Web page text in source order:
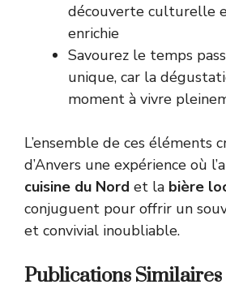
découverte culturelle
enrichie
Savourez le temps
unique, car la
moment à vivre
L’ensemble de ces éléments
d’Anvers une expérience où
cuisine du Nord et la bière
conjuguent pour offrir un
et convivial inoubliable.
Publications Similaires